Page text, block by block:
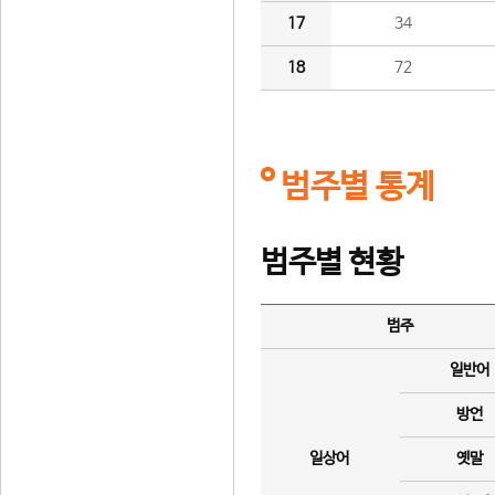
17 34
18 72
범주별 통계
범주별 현황
범주
일상어
일반어
방언
옛말